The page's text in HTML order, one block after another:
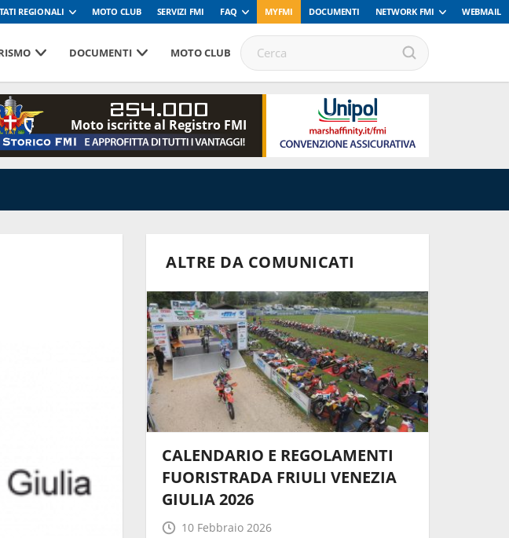
REGIONALI MOTO CLUB SERVIZI FMI FAQ MYFMI DOCUMENTI NETWORK FMI WEBMAIL
DOCUMENTI MOTO CLUB
254.000
Moto iscritte al Registro FMI
ALTRE DA COMUNICATI
Regionale
Mc Trieste
CALENDARIO E REGOLAMENTI
FUORISTRADA FRIULI VENEZIA
GIULIA 2026
10 Febbraio 2026